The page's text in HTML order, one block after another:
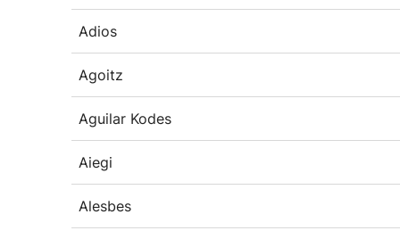
Adios
Agoitz
Aguilar Kodes
Aiegi
Alesbes